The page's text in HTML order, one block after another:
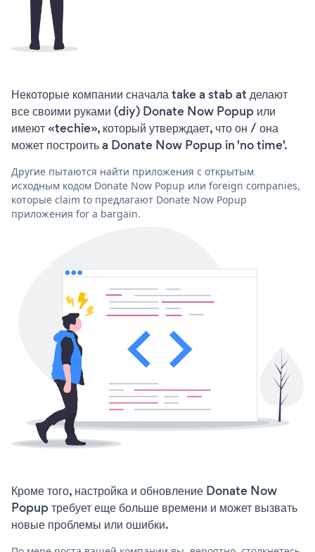
Некоторые компании сначала take a stab at делают
все своими руками (diy) Donate Now Popup или
имеют «techie», который утверждает, что он / она
может построить a Donate Now Popup in 'no time'.
Другие пытаются найти приложения с открытым
исходным кодом Donate Now Popup или foreign companies,
которые claim to предлагают Donate Now Popup
приложения for a bargain.
Кроме того, настройка и обновление Donate Now
Popup требует еще больше времени и может вызвать
новые проблемы или ошибки.